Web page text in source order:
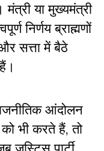
या मुख्यमंत्री
निर्णय ब्राह्मणों
सत्ता में बैठे
आंदोलन
भी करते हैं, तो